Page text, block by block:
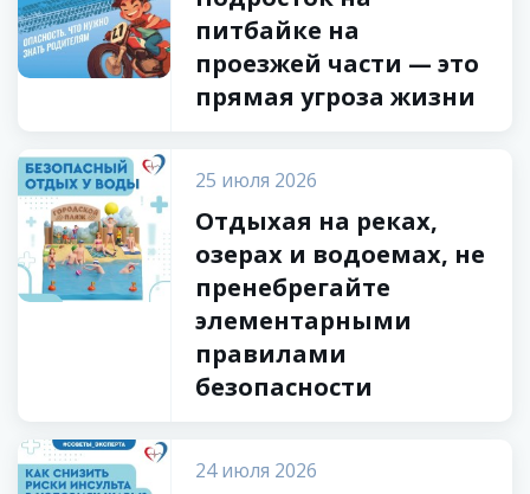
питбайке на
проезжей части — это
прямая угроза жизни
25 июля 2026
Отдыхая на реках,
озерах и водоемах, не
пренебрегайте
элементарными
правилами
безопасности
24 июля 2026